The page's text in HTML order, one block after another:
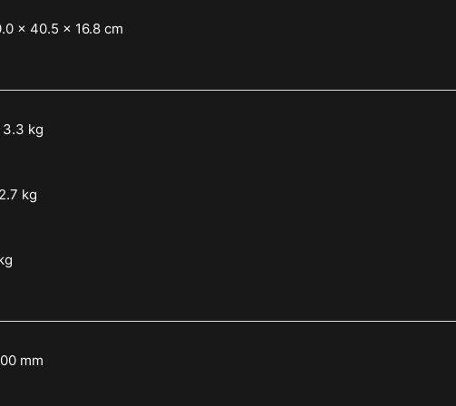
x 40.5 x 16.8 cm
3.3 kg
kg
mm